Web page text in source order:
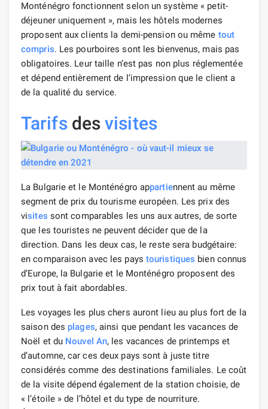
Monténégro fonctionnent selon un système « petit-
déjeuner uniquement », mais les hôtels modernes
proposent aux clients la demi-pension ou même tout
compris. Les pourboires sont les bienvenus, mais pas
obligatoires. Leur taille n’est pas non plus réglementée
et dépend entièrement de l’impression que le client a
de la qualité du service.
Tarifsdesvisites
La Bulgarie et le Monténégro appartiennent au même
segment de prix du tourisme européen. Les prix des
visites sont comparables les uns aux autres, de sorte
que les touristes ne peuvent décider que de la
direction. Dans les deux cas, le reste sera budgétaire:
en comparaison avec les pays touristiques bien connus
d’Europe, la Bulgarie et le Monténégro proposent des
prix tout à fait abordables.
Les voyages les plus chers auront lieu au plus fort de la
saison des plages, ainsi que pendant les vacances de
Noël et du Nouvel An, les vacances de printemps et
d’automne, car ces deux pays sont à juste titre
considérés comme des destinations familiales. Le coût
de la visite dépend également de la station choisie, de
« l’étoile » de l’hôtel et du type de nourriture.